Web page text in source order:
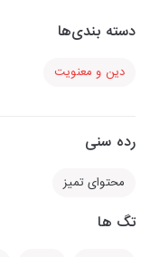
دسته بندی‌ها
دین و معنویت
رده سنی
محتوای تمیز
تگ ها